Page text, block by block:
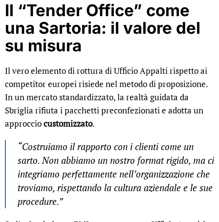
Il “Tender Office” come
una Sartoria: il valore del
su misura
Il vero elemento di rottura di Ufficio Appalti rispetto ai
competitor europei risiede nel metodo di proposizione.
In un mercato standardizzato, la realtà guidata da
Sbriglia rifiuta i pacchetti preconfezionati e adotta un
approcciocustomizzato.
“Costruiamo il rapporto con i clienti come un
sarto. Non abbiamo un nostro format rigido, ma ci
integriamo perfettamente nell’organizzazione che
troviamo, rispettando la cultura aziendale e le sue
procedure.”